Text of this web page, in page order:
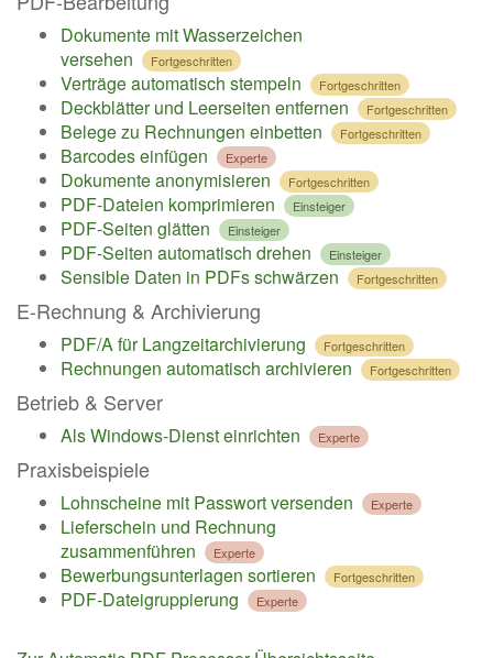
Dokumente mit Wasserzeichen
versehen
Fortgeschritten
Verträge automatisch stempeln Fortgeschritten
Deckblätter und Leerseiten entfernen Fortgeschritten
Belege zu Rechnungen einbetten Fortgeschritten
Barcodes einfügen Experte
Dokumente anonymisieren Fortgeschritten
PDF-Dateien komprimieren Einsteiger
PDF-Seiten glätten Einsteiger
PDF-Seiten automatisch drehen Einsteiger
Sensible Daten in PDFs schwärzen Fortgeschritten
E-Rechnung & Archivierung
PDF/A für Langzeitarchivierung Fortgeschritten
Rechnungen automatisch archivieren Fortgeschritten
Betrieb & Server
Als Windows-Dienst einrichten Experte
Praxisbeispiele
Lohnscheine mit Passwort versenden Experte
Lieferschein und Rechnung
zusammenführen
Experte
Bewerbungsunterlagen sortieren Fortgeschritten
PDF-Dateigruppierung Experte